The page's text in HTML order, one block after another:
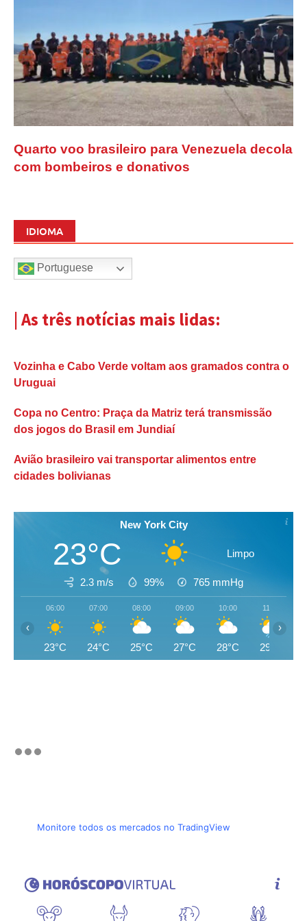
Quarto voo brasileiro para Venezuela decola
com bombeiros e donativos
IDIOMA
Portuguese
| As três notícias mais lidas:
Vozinha e Cabo Verde voltam aos gramados contra o
Uruguai
Copa no Centro: Praça da Matriz terá transmissão
dos jogos do Brasil em Jundiaí
Avião brasileiro vai transportar alimentos entre
cidades bolivianas
New York City
23°C Limpo
2.3 m/s 99% 765 mmHg
06:00
23°C
07:00
24°C
08:00
25°C
09:00
27°C
10:00
28°C
11:00
29°C
‹ ›
Monitore todos os mercados no TradingView